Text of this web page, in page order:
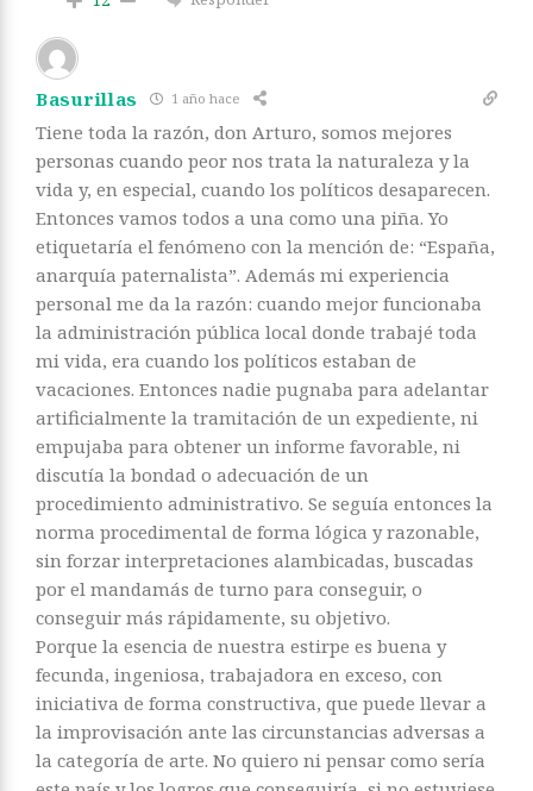
Basurillas 1 año hace
Tiene toda la razón, don Arturo, somos mejores
personas cuando peor nos trata la naturaleza y la
vida y, en especial, cuando los políticos desaparecen.
Entonces vamos todos a una como una piña. Yo
etiquetaría el fenómeno con la mención de: “España,
anarquía paternalista”. Además mi experiencia
personal me da la razón: cuando mejor funcionaba
la administración pública local donde trabajé toda
mi vida, era cuando los políticos estaban de
vacaciones. Entonces nadie pugnaba para adelantar
artificialmente la tramitación de un expediente, ni
empujaba para obtener un informe favorable, ni
discutía la bondad o adecuación de un
procedimiento administrativo. Se seguía entonces la
norma procedimental de forma lógica y razonable,
sin forzar interpretaciones alambicadas, buscadas
por el mandamás de turno para conseguir, o
conseguir más rápidamente, su objetivo.
Porque la esencia de nuestra estirpe es buena y
fecunda, ingeniosa, trabajadora en exceso, con
iniciativa de forma constructiva, que puede llevar a
la improvisación ante las circunstancias adversas a
la categoría de arte. No quiero ni pensar como sería